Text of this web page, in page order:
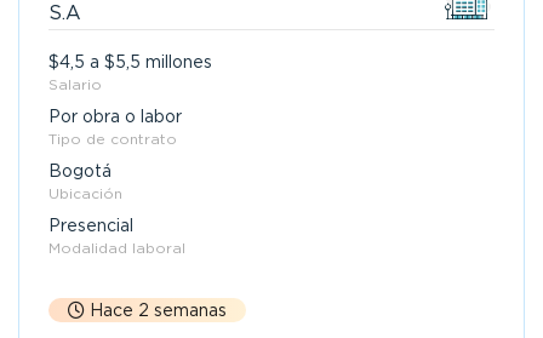
S.A
$4,5 a $5,5 millones
Salario
Por obra o labor
Tipo de contrato
Bogotá
Ubicación
Presencial
Modalidad laboral
Hace 2 semanas